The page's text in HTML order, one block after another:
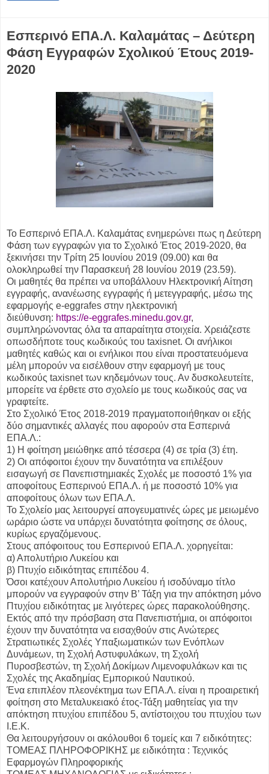
Εσπερινό ΕΠΑ.Λ. Καλαμάτας – Δεύτερη
Φάση Εγγραφών Σχολικού Έτους 2019-
2020
Το Εσπερινό ΕΠΑ.Λ. Καλαμάτας ενημερώνει πως η Δεύτερη
Φάση των εγγραφών για το Σχολικό Έτος 2019-2020, θα
ξεκινήσει την Τρίτη 25 Ιουνίου 2019 (09.00) και θα
ολοκληρωθεί την Παρασκευή 28 Ιουνίου 2019 (23.59).
Οι μαθητές θα πρέπει να υποβάλλουν Ηλεκτρονική Αίτηση
εγγραφής, ανανέωσης εγγραφής ή μετεγγραφής, μέσω της
εφαρμογής e-eggrafes στην ηλεκτρονική
διεύθυνση: https://e-eggrafes.minedu.gov.gr,
συμπληρώνοντας όλα τα απαραίτητα στοιχεία. Χρειάζεστε
οπωσδήποτε τους κωδικούς του taxisnet. Οι ανήλικοι
μαθητές καθώς και οι ενήλικοι που είναι προστατευόμενα
μέλη μπορούν να εισέλθουν στην εφαρμογή με τους
κωδικούς taxisnet των κηδεμόνων τους. Αν δυσκολευτείτε,
μπορείτε να έρθετε στο σχολείο με τους κωδικούς σας να
γραφτείτε.
Στο Σχολικό Έτος 2018-2019 πραγματοποιήθηκαν οι εξής
δύο σημαντικές αλλαγές που αφορούν στα Εσπερινά
ΕΠΑ.Λ.:
1) Η φοίτηση μειώθηκε από τέσσερα (4) σε τρία (3) έτη.
2) Οι απόφοιτοι έχουν την δυνατότητα να επιλέξουν
εισαγωγή σε Πανεπιστημιακές Σχολές με ποσοστό 1% για
αποφοίτους Εσπερινού ΕΠΑ.Λ. ή με ποσοστό 10% για
αποφοίτους όλων των ΕΠΑ.Λ.
Το Σχολείο μας λειτουργεί απογευματινές ώρες με μειωμένο
ωράριο ώστε να υπάρχει δυνατότητα φοίτησης σε όλους,
κυρίως εργαζόμενους.
Στους απόφοιτους του Εσπερινού ΕΠΑ.Λ. χορηγείται:
α) Απολυτήριο Λυκείου και
β) Πτυχίο ειδικότητας επιπέδου 4.
Όσοι κατέχουν Απολυτήριο Λυκείου ή ισοδύναμο τίτλο
μπορούν να εγγραφούν στην Β’ Τάξη για την απόκτηση μόνο
Πτυχίου ειδικότητας με λιγότερες ώρες παρακολούθησης.
Εκτός από την πρόσβαση στα Πανεπιστήμια, οι απόφοιτοι
έχουν την δυνατότητα να εισαχθούν στις Ανώτερες
Στρατιωτικές Σχολές Υπαξιωματικών των Ενόπλων
Δυνάμεων, τη Σχολή Αστυφυλάκων, τη Σχολή
Πυροσβεστών, τη Σχολή Δοκίμων Λιμενοφυλάκων και τις
Σχολές της Ακαδημίας Εμπορικού Ναυτικού.
Ένα επιπλέον πλεονέκτημα των ΕΠΑ.Λ. είναι η προαιρετική
φοίτηση στο Μεταλυκειακό έτος-Τάξη μαθητείας για την
απόκτηση πτυχίου επιπέδου 5, αντίστοιχου του πτυχίου των
Ι.Ε.Κ.
Θα λειτουργήσουν οι ακόλουθοι 6 τομείς και 7 ειδικότητες:
ΤΟΜΕΑΣ ΠΛΗΡΟΦΟΡΙΚΗΣ με ειδικότητα : Τεχνικός
Εφαρμογών Πληροφορικής